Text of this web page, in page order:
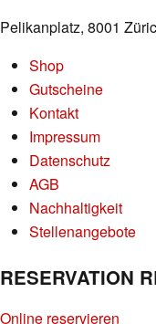
Pelikanplatz, 8001
Shop
Gutscheine
Kontakt
Impressum
Datenschutz
AGB
Nachhaltigkeit
Stellenangebote
RESERVATION
Online reservieren